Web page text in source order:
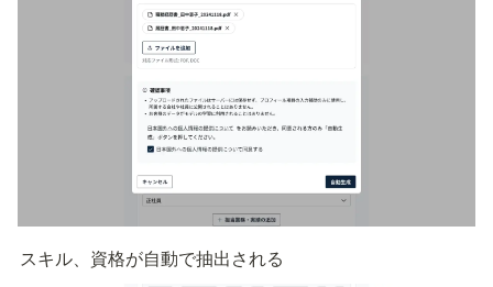
スキル、資格が自動で抽出される